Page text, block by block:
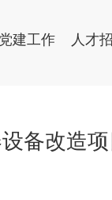
党建工作 人才
备改造